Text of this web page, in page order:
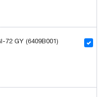
72 GY (6409B001)